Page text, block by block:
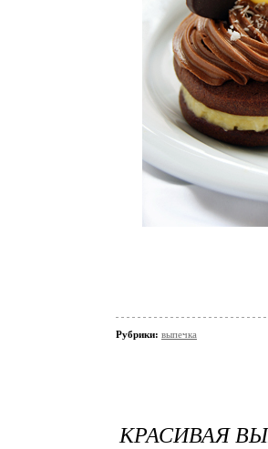
Рубрики: выпечка
КРАСИВАЯ